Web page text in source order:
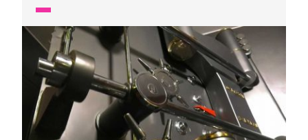
schopna přiznat svou vinu, trápí se, ale nakonec
to zvládne, přizná se všem a obrovsky se jí uleví.